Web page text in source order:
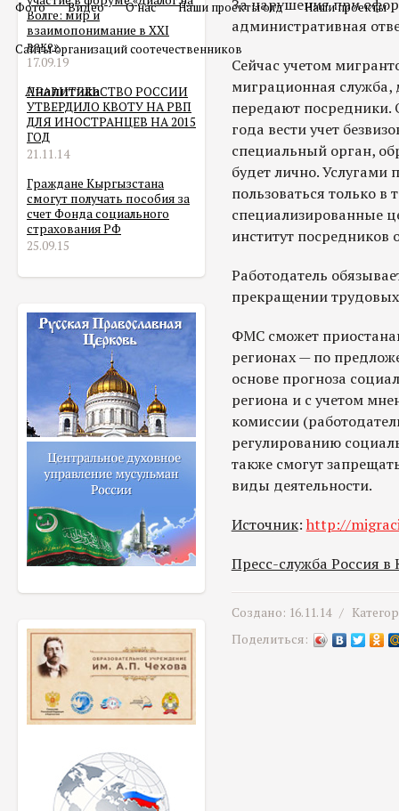
Фото Видео О нас Наши проекты олд Наши проекты
Сайты организаций соотечественников
Аналитика
Волге: мир и
взаимопонимание в XXI
веке»
17.09.19
ПРАВИТЕЛЬСТВО РОССИИ
УТВЕРДИЛО КВОТУ НА РВП
ДЛЯ ИНОСТРАНЦЕВ НА 2015
ГОД
21.11.14
Граждане Кыргызстана
смогут получать пособия за
счет Фонда социального
страхования РФ
25.09.15
За нарушения при
административная
Сейчас учетом
миграционная служба,
передают посредники.
года вести учет
специальный орган,
будет лично. Услугами
пользоваться только в
специализированные
институт посредников
Работодатель
прекращении
ФМС сможет
регионах — по
основе прогноза
региона и с учетом
комиссии
регулированию
также смогут
виды деятельности.
Источник: http://
Пресс-служба Россия в
Создано: 16.11.14 /
Поделиться: